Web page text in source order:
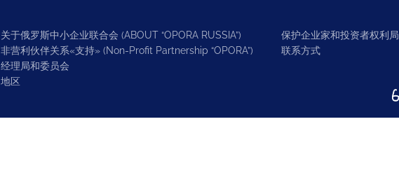
关于俄罗斯中小企业联合会 (ABOUT “OPORA RUSSIA”)
非营利伙伴关系«支持» (Non-Profit Partnership “OPORA”)
经理局和委员会
地区
保护企业家和投资者权利局
联系方式